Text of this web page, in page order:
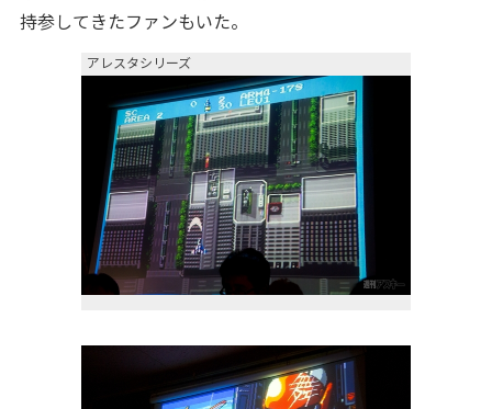
持参してきたファンもいた。
アレスタシリーズ